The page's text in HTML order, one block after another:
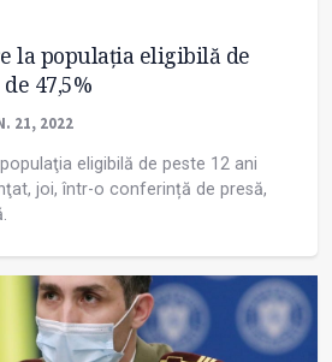
la populaţia eligibilă de
47,5%
21, 2022
eligibilă de peste 12 ani
joi, într-o conferință de presă,